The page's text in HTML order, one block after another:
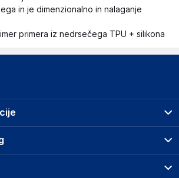
in je dimenzionalno in nalaganje
primera iz nedrsečega TPU + silikona